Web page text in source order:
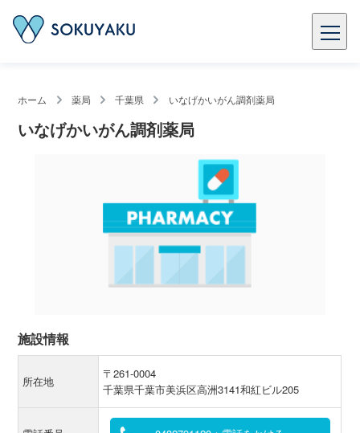
ホーム 薬局 千葉県 いなげかいがん調剤薬局
いなげかいがん調剤薬局
施設情報
所在地
〒261-0004
千葉県千葉市美浜区高洲3141和紅ビル205